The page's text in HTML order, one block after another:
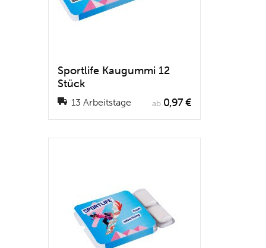
Sportlife Kaugummi 12
Stück
13 Arbeitstage ab 0,97 €